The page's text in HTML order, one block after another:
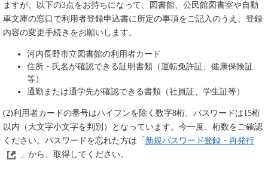
ますが、以下の3点をお持ちになって、図書館、公民館図書室や自動
車文庫の窓口で利用者登録申込書に所定の事項をご記入のうえ、登録
内容の変更手続きをお願いします。
河内長野市立図書館の利用者カード
住所・氏名が確認できる証明書類（運転免許証、健康保険証
等）
通勤または通学先が確認できる書類（社員証、学生証等）
(2)利用者カードの番号はハイフンを除く数字8桁、パスワードは15桁
以内（大文字小文字を判別）となっています。今一度、桁数をご確認
ください。パスワードを忘れた方は「 新規パスワード登録・再発行
」から、取得してください。